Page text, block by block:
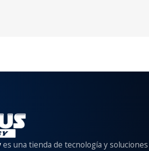
es una tienda de tecnología y